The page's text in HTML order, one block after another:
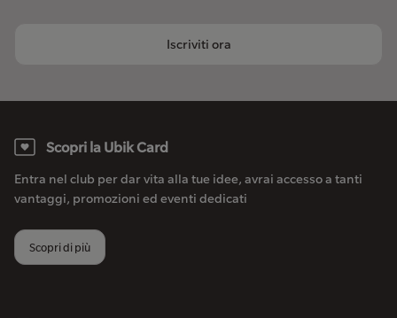
Iscriviti ora
Scopri la Ubik Card
Entra nel club per dar vita alla tue idee, avrai accesso a tanti
vantaggi, promozioni ed eventi dedicati
Scopri di più